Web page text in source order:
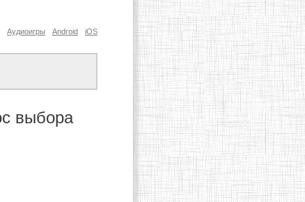
iOS
Android
Аудиоигры
выбора